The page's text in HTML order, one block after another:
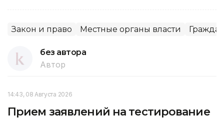
Закон и право Местные органы власти
без автора
Автор
14:43, 08 Августа 2026
Прием заявлений на тестирование